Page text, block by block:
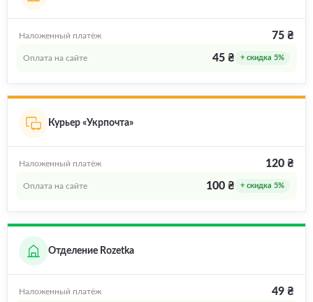
Наложенный платёж 75 ₴
Оплата на сайте 45 ₴ + скидка 5%
Курьер «Укрпочта»
Наложенный платёж 120 ₴
Оплата на сайте 100 ₴ + скидка 5%
Отделение Rozetka
Наложенный платёж 49 ₴